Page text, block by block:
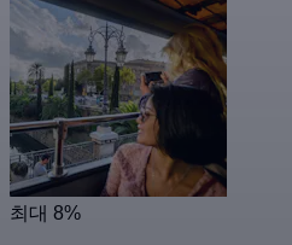
최대 8%